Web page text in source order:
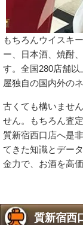
もちろんウイスキ
ー、日本酒、焼酎
す。全国280店舗
屋独自の国内外の
古くても構いませ
せん。もちろん査
質新宿西口店へ是
てきた知識とデー
金力で、お酒を高
質新宿西